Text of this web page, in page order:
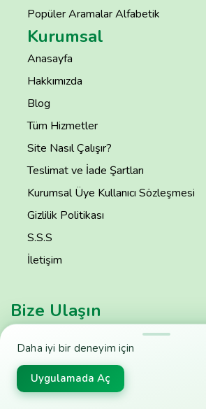
Daha iyi bir deneyim için
Uygulamada Aç
Popüler Aramalar Alfabetik
Kurumsal
Anasayfa
Hakkımızda
Blog
Tüm Hizmetler
Site Nasıl Çalışır?
Teslimat ve İade Şartları
Kurumsal Üye Kullanıcı Sözleşmesi
Gizlilik Politikası
S.S.S
İletişim
Bize Ulaşın
Building A1, Dubai Digital Park,
Dubai, United Arab Emirates
info@tavsiyemiz.com